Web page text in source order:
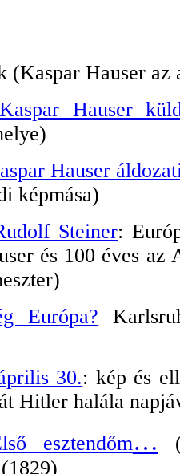
(Kaspar Hauser
Kaspar Hauser
Hauser
képmása)
Steiner:
és 100 éves
Európa?
30.: kép és
Hitler halála
esztendőm…